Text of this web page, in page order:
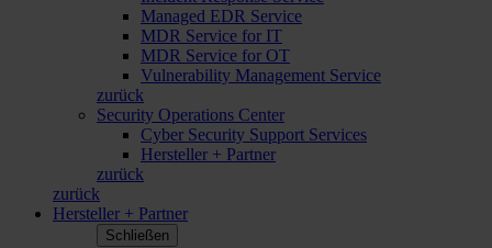
Managed EDR Service
MDR Service for IT
MDR Service for OT
Vulnerability Management Service
zurück
Security Operations Center
Cyber Security Support Services
Hersteller + Partner
zurück
zurück
Hersteller + Partner
Schließen